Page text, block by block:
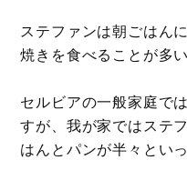
ステファンは朝ごはん
焼きを食べることが多い
セルビアの一般家庭で
すが、我が家ではステ
はんとパンが半々とい